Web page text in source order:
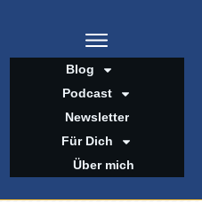
Blog
Podcast
Newsletter
Für Dich
Über mich